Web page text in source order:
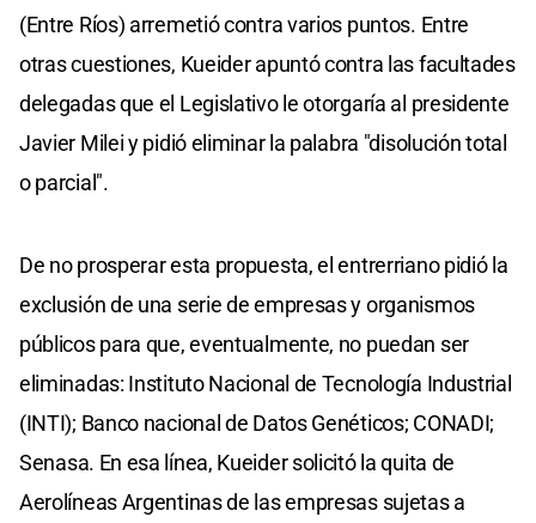
(Entre Ríos) arremetió contra varios puntos. Entre
otras cuestiones, Kueider apuntó contra las facultades
delegadas que el Legislativo le otorgaría al presidente
Javier Milei y pidió eliminar la palabra "disolución total
o parcial".
De no prosperar esta propuesta, el entrerriano pidió la
exclusión de una serie de empresas y organismos
públicos para que, eventualmente, no puedan ser
eliminadas: Instituto Nacional de Tecnología Industrial
(INTI); Banco nacional de Datos Genéticos; CONADI;
Senasa. En esa línea, Kueider solicitó la quita de
Aerolíneas Argentinas de las empresas sujetas a